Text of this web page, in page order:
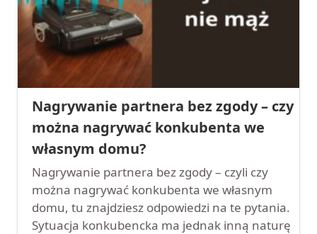
Nagrywanie partnera bez zgody – czy
można nagrywać konkubenta we
własnym domu?
Nagrywanie partnera bez zgody – czyli czy
można nagrywać konkubenta we własnym
domu, tu znajdziesz odpowiedzi na te pytania.
Sytuacja konkubencka ma jednak inną naturę